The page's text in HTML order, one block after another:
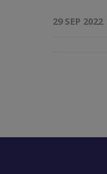
29 SEP 2022